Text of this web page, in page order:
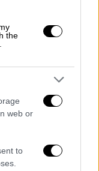
the
web or
to
προς
από την
περιήλιο, να
μετά τη
να
κομήτες